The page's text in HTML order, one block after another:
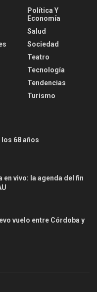
Política Y
Economía
Salud
Sociedad
Teatro
Tecnología
Tendencias
Turismo
68 años
vivo: la agenda del fin
vuelo entre Córdoba y